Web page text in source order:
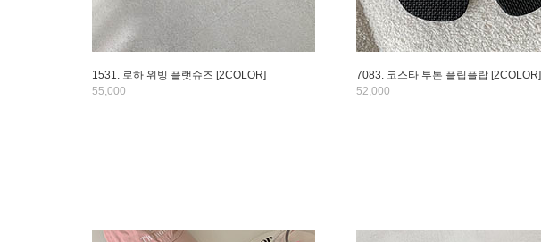
1531. 로하 위빙 플랫슈즈 [2COLOR]
55,000
7083. 코스타 투톤 플립플랍 [2COLOR]
52,000